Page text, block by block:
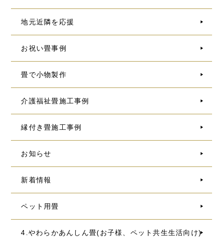
地元近隣を応援
お祝い畳事例
畳で小物製作
介護福祉畳施工事例
縁付き畳施工事例
お知らせ
新着情報
ペット用畳
4.やわらかあんしん畳(お子様、ペット共生生活向け)